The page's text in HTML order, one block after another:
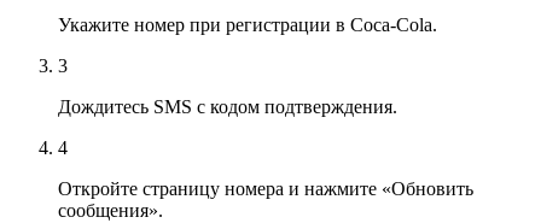
Укажите номер при регистрации в Coca-Cola.
3
Дождитесь SMS с кодом подтверждения.
4
Откройте страницу номера и нажмите «Обновить
сообщения».